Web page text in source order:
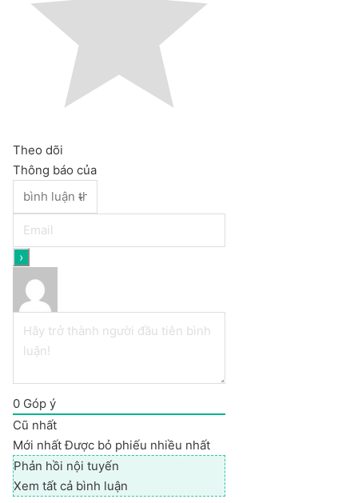
Theo dõi
Thông báo của
0 Góp ý
Cũ nhất
Mới nhất Được bỏ phiếu nhiều nhất
Phản hồi nội tuyến
Xem tất cả bình luận